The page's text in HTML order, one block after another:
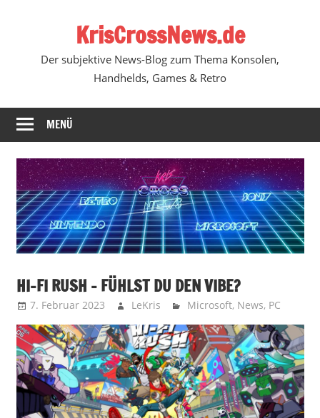
KrisCrossNews.de
Der subjektive News-Blog zum Thema Konsolen,
Handhelds, Games & Retro
MENÜ
HI-FI RUSH – FÜHLST DU DEN VIBE?
7. Februar 2023 LeKris Microsoft, News, PC